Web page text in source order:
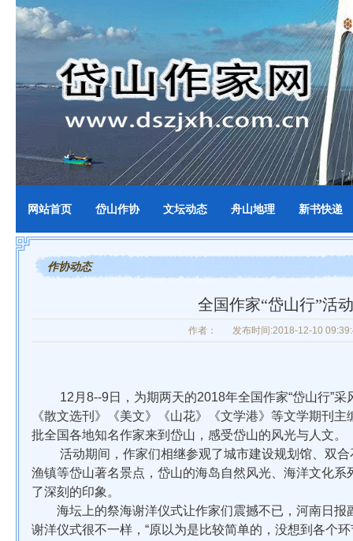
网站首页 岱山作协 文坛动态 舟山地理 新书快递
作协动态
全国作家“岱山行”活
作者： 发布时间:2018-12-10
12月8--9日，为期两天的2018年全国作家“岱山行”
《散文选刊》《美文》《山花》《文学港》等文学期刊
批全国各地知名作家来到岱山，感受岱山的风光与人文。
活动期间，作家们相继参观了城市建设规划馆、双合
渔镇等岱山著名景点，岱山的海岛自然风光、海洋文化
了深刻的印象。
海坛上的祭海谢洋仪式让作家们震撼不已，河南日报
谢洋仪式很不一样，“原以为是比较简单的，没想到各个